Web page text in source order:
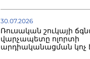
30.07.2026
Ռուսական շուկայի
վարչապետը ոլորտի
արդիականացման կոչ